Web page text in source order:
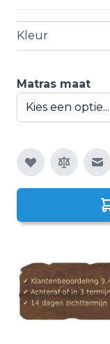
Kleur
Matras maat